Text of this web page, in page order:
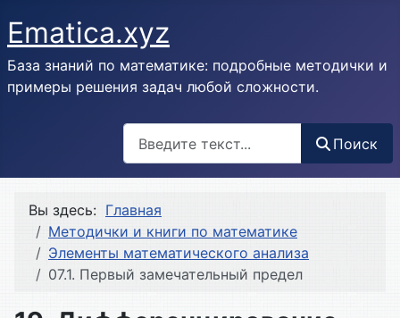
Ematica.xyz
База знаний по математике: подробные методички и
примеры решения задач любой сложности.
Поиск
Вы здесь: Главная
Методички и книги по математике
Элементы математического анализа
07.1. Первый замечательный предел